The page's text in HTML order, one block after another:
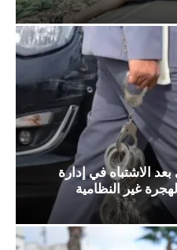
الاشتباه في إدارة
غير النظامية